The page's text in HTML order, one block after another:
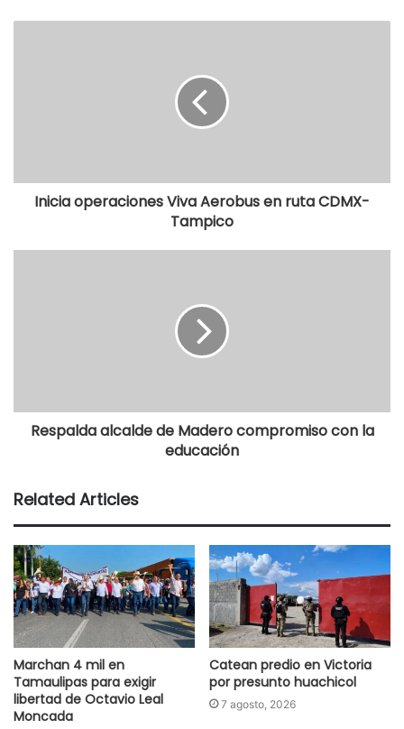
Inicia operaciones Viva Aerobus en ruta CDMX-
Tampico
Respalda alcalde de Madero compromiso con la
educación
Related Articles
Marchan 4 mil en
Tamaulipas para exigir
libertad de Octavio Leal
Moncada
Catean predio en Victoria
por presunto huachicol
7 agosto, 2026